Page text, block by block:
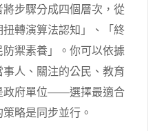
步驟分成四個層次，從
扭轉演算法認知」、「終
禦素養」。你可以依據
人、關注的公民、教育
政府單位——選擇最適合
略是同步並行。